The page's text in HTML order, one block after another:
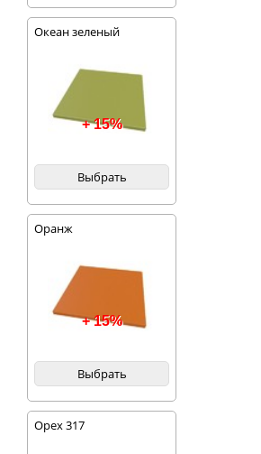
Океан зеленый
+ 15%
Выбрать
Оранж
+ 15%
Выбрать
Орех 317